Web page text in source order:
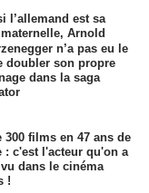
l’allemand est sa
maternelle, Arnold
n’a pas eu le
doubler son propre
dans la saga
300 films en 47 ans de
: c'est l'acteur qu'on a
dans le cinéma
!